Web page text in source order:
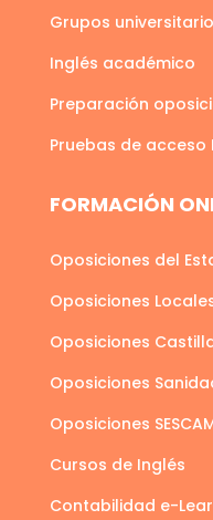
Grupos
Inglés académico
Preparación
Pruebas de acceso
FORMACIÓN
Oposiciones del
Oposiciones
Oposiciones
Oposiciones
Oposiciones
Cursos de Inglés
Contabilidad e-